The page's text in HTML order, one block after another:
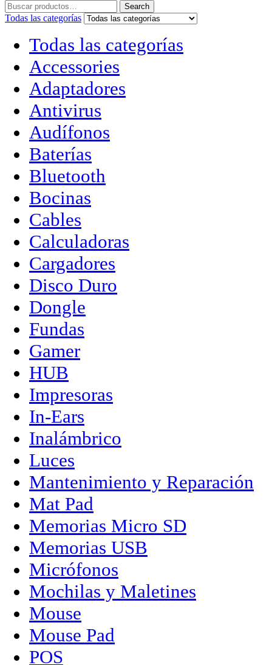
Search
Todas las categorías
Todas las categorías
Accessories
Adaptadores
Antivirus
Audífonos
Baterías
Bluetooth
Bocinas
Cables
Calculadoras
Cargadores
Disco Duro
Dongle
Fundas
Gamer
HUB
Impresoras
In-Ears
Inalámbrico
Luces
Mantenimiento y Reparación
Mat Pad
Memorias Micro SD
Memorias USB
Micrófonos
Mochilas y Maletines
Mouse
Mouse Pad
POS